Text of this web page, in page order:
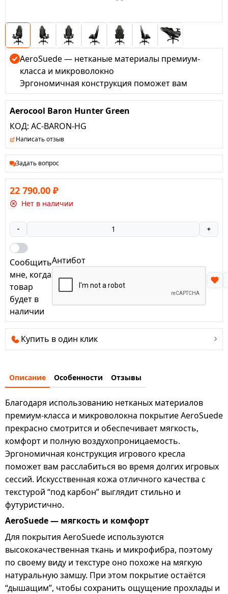
AeroSuede — нетканые материалы премиум-
класса и микроволокно
Эргономичная конструкция поможет вам
устроиться с комфортом и расслабиться
Искусственная кожа отличного качества с
текстурой “под карбон”
Кресло оснащено регулируемыми подушками
для головы и спины
Гидравлический газлифт класса 4 выдерживает
вес до 150 кг
Доступно в 4 цветовых вариантах
Aerocool Baron Hunter Green
КОД: AC-BARON-HG
Написать отзыв
Задать вопрос
22 790.00 ₽
Нет в наличии
- +
Сообщить
мне, когда
товар
будет в
наличии
Антибот
Купить в один клик
Описание Особенности Отзывы
Благодаря использованию нетканых материалов
премиум-класса и микроволокна покрытие AeroSuede
прекрасно смотрится и обеспечивает мягкость,
комфорт и полную воздухопроницаемость.
Эргономичная конструкция игрового кресла
поможет вам расслабиться во время долгих игровых
сессий. Искусственная кожа отличного качества с
текстурой “под карбон” выглядит стильно и
футуристично.
AeroSuede — мягкость и комфорт
Для покрытия AeroSuede используются
высококачественная ткань и микрофибра, поэтому
по своему виду и текстуре оно похоже на мягкую
натуральную замшу. При этом покрытие остаётся
“дышащим”, чтобы сохранить ощущение прохлады и